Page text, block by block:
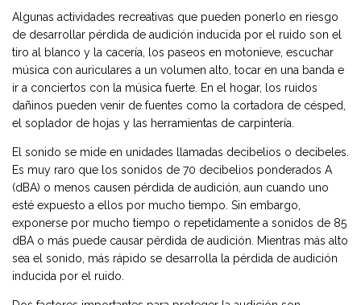
Algunas actividades recreativas que pueden ponerlo en riesgo
de desarrollar pérdida de audición inducida por el ruido son el
tiro al blanco y la cacería, los paseos en motonieve, escuchar
música con auriculares a un volumen alto, tocar en una banda e
ir a conciertos con la música fuerte. En el hogar, los ruidos
dañinos pueden venir de fuentes como la cortadora de césped,
el soplador de hojas y las herramientas de carpintería.
El sonido se mide en unidades llamadas decibelios o decibeles.
Es muy raro que los sonidos de 70 decibelios ponderados A
(dBA) o menos causen pérdida de audición, aun cuando uno
esté expuesto a ellos por mucho tiempo. Sin embargo,
exponerse por mucho tiempo o repetidamente a sonidos de 85
dBA o más puede causar pérdida de audición. Mientras más alto
sea el sonido, más rápido se desarrolla la pérdida de audición
inducida por el ruido.